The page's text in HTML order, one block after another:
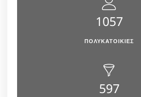
1057
ΠΟΛΥΚΑΤΟΙΚΙΕΣ
597